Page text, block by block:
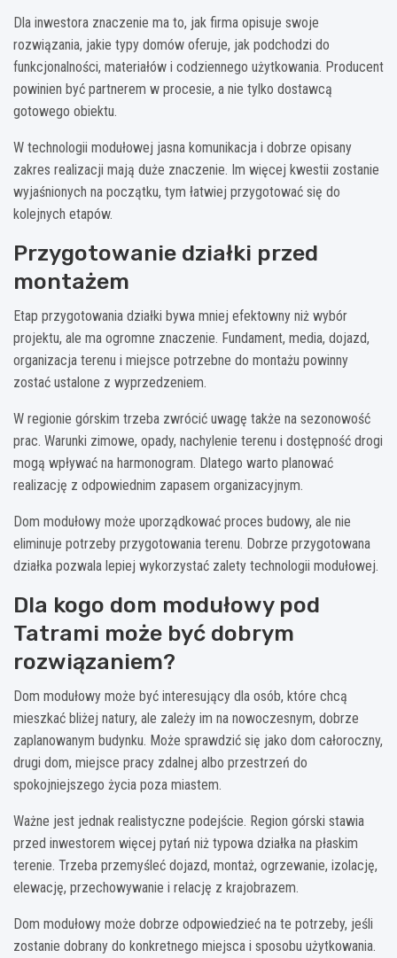
Dla inwestora znaczenie ma to, jak firma opisuje swoje
rozwiązania, jakie typy domów oferuje, jak podchodzi do
funkcjonalności, materiałów i codziennego użytkowania. Producent
powinien być partnerem w procesie, a nie tylko dostawcą
gotowego obiektu.
W technologii modułowej jasna komunikacja i dobrze opisany
zakres realizacji mają duże znaczenie. Im więcej kwestii zostanie
wyjaśnionych na początku, tym łatwiej przygotować się do
kolejnych etapów.
Przygotowanie działki przed
montażem
Etap przygotowania działki bywa mniej efektowny niż wybór
projektu, ale ma ogromne znaczenie. Fundament, media, dojazd,
organizacja terenu i miejsce potrzebne do montażu powinny
zostać ustalone z wyprzedzeniem.
W regionie górskim trzeba zwrócić uwagę także na sezonowość
prac. Warunki zimowe, opady, nachylenie terenu i dostępność drogi
mogą wpływać na harmonogram. Dlatego warto planować
realizację z odpowiednim zapasem organizacyjnym.
Dom modułowy może uporządkować proces budowy, ale nie
eliminuje potrzeby przygotowania terenu. Dobrze przygotowana
działka pozwala lepiej wykorzystać zalety technologii modułowej.
Dla kogo dom modułowy pod
Tatrami może być dobrym
rozwiązaniem?
Dom modułowy może być interesujący dla osób, które chcą
mieszkać bliżej natury, ale zależy im na nowoczesnym, dobrze
zaplanowanym budynku. Może sprawdzić się jako dom całoroczny,
drugi dom, miejsce pracy zdalnej albo przestrzeń do
spokojniejszego życia poza miastem.
Ważne jest jednak realistyczne podejście. Region górski stawia
przed inwestorem więcej pytań niż typowa działka na płaskim
terenie. Trzeba przemyśleć dojazd, montaż, ogrzewanie, izolację,
elewację, przechowywanie i relację z krajobrazem.
Dom modułowy może dobrze odpowiedzieć na te potrzeby, jeśli
zostanie dobrany do konkretnego miejsca i sposobu użytkowania.